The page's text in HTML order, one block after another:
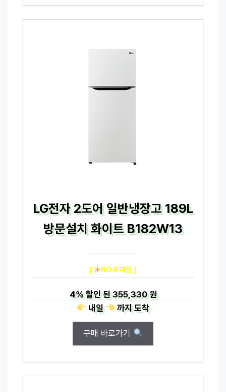
LG전자 2도어 일반냉장고 189L
방문설치 화이트 B182W13
[ NO.6 제품 ]
4%할인 된355,330 원
내일
까지도착
구매 바로가기